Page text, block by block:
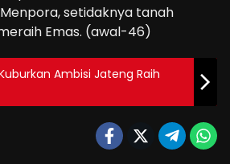
setidaknya tanah
Emas. (awal-46)
Ambisi Jateng Raih